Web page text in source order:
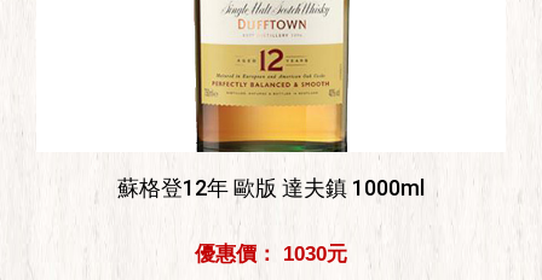
蘇格登12年 歐版 達夫鎮 1000ml
優惠價： 1030元